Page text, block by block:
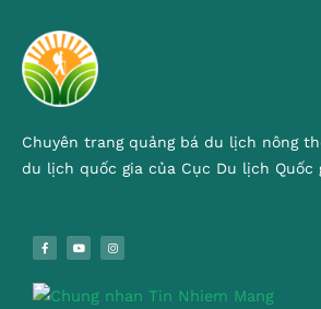
Chuyên trang quảng bá du lịch nông
du lịch quốc gia của Cục Du lịch Quốc